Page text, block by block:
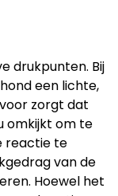
drukpunten. Bij
een lichte,
zorgt dat
omkijkt om te
reactie te
van de
Hoewel het